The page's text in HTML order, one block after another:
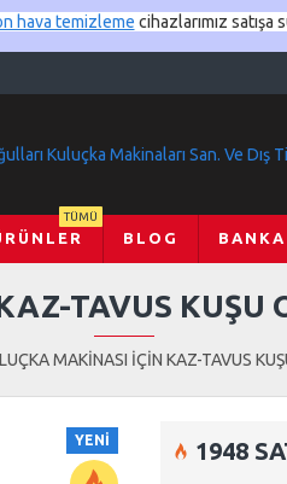
hava temizleme cihazlarımız satışa
TÜMÜ
BLOG
MAKİNASI İÇİN KAZ-TAVUS
TAVUS KUŞU
YENI 1948